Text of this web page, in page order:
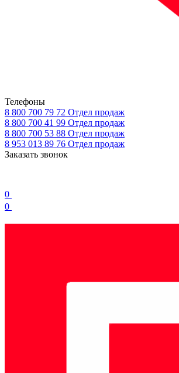
Телефоны
8 800 700 79 72 Отдел продаж
8 800 700 41 99 Отдел продаж
8 800 700 53 88 Отдел продаж
8 953 013 89 76 Отдел продаж
Заказать звонок
0
0